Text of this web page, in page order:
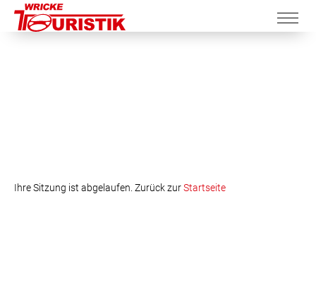
Ihre Sitzung ist abgelaufen. Zurück zurStartseite